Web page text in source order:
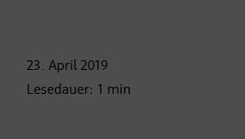
23. April 2019
Lesedauer: 1 min